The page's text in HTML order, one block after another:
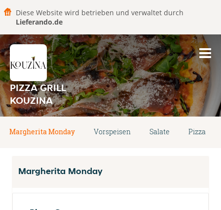
Diese Website wird betrieben und verwaltet durch
Lieferando.de
PIZZA GRILL
KOUZINA
Margherita Monday Vorspeisen Salate Pizza
Margherita Monday